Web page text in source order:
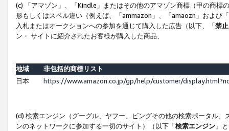
(c) 「アマゾン」、「Kindle」またはその他のアマゾン商標（甲の商
形もしくはスペル違い（例えば、「ammazon」、「amaozn」および
入札またはオークションへの参加を通じて購入した広告（以下、「禁
ン・ サイトに紹介されたお客様が購入した商品、
地域
非包括的商標リスト
日本
https://www.amazon.co.jp/gp/help/customer/
(d) 検索エンジン（グーグル、ヤフー、ビングその他の検索ポータル
ンのネットワークに参加する一切のサイト）（以下「検索エンジン 」